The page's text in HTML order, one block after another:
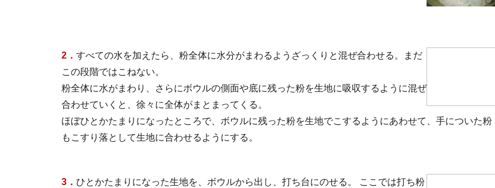
2． すべての水を加えたら、粉全体に水分がまわるようざっくりと混ぜ合わせる。まだ
この段階ではこねない。
粉全体に水がまわり、さらにボウルの側面や底に残った粉を生地に吸収するように混ぜ
合わせていくと、徐々に全体がまとまってくる。
ほぼひとかたまりになったところで、ボウルに残った粉を生地でこするようにあわせて、手についた粉
もこすり落として生地に合わせるようにする。
3． ひとかたまりになった生地を、ボウルから出し、打ち台にのせる。 ここでは打ち粉